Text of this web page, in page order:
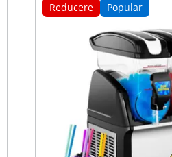
Reducere Popular